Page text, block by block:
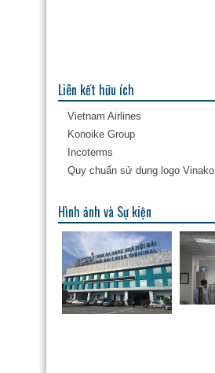
Liên kết hữu ích
Vietnam Airlines
Konoike Group
Incoterms
Quy chuẩn sử dụng logo Vinako
Hình ảnh và Sự kiện